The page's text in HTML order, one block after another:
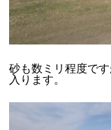
砂も数ミリ程度で
入ります。